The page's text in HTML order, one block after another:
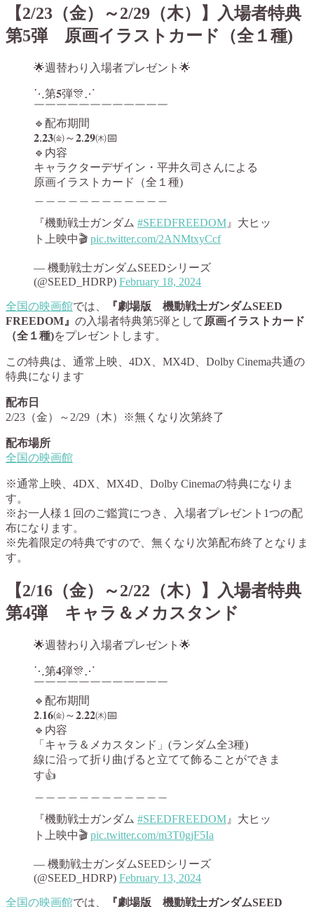
【2/23（金）～2/29（木）】入場者特典
第5弾 原画イラストカード（全１種)
🌟週替わり入場者プレゼント🌟
⋱第𝟓弾🎊⋰
￣￣￣￣￣￣￣￣￣￣￣￣
🔹配布期間
𝟐.𝟐𝟑㈮～𝟐.𝟐𝟗㈭📅
🔹内容
キャラクターデザイン・平井久司さんによる
原画イラストカード（全１種)
『機動戦士ガンダム #SEEDFREEDOM 』大ヒッ
ト上映中🎬 pic.twitter.com/2ANMtxyCcf
— 機動戦士ガンダムSEEDシリーズ
(@SEED_HDRP) February 18, 2024
全国の映画館では、
『劇場版 機動戦士ガンダムSEED
FREEDOM』 の入場者特典第5弾として 原画イラストカード
（全１種)をプレゼントします。
この特典は、通常上映、4DX、MX4D、Dolby Cinema共通の
特典になります
配布日
2/23（金）～2/29（木）※無くなり次第終了
配布場所
全国の映画館
※通常上映、4DX、MX4D、Dolby Cinemaの特典になりま
す。
※お一人様１回のご鑑賞につき、入場者プレゼント1つの配
布になります。
※先着限定の特典ですので、無くなり次第配布終了となりま
す。
【2/16（金）～2/22（木）】入場者特典
第4弾 キャラ＆メカスタンド
🌟週替わり入場者プレゼント🌟
⋱第𝟒弾🎊⋰
￣￣￣￣￣￣￣￣￣￣￣￣
🔹配布期間
𝟐.𝟏𝟔㈮～𝟐.𝟐𝟐㈭📅
🔹内容
「キャラ＆メカスタンド」(ランダム全3種)
線に沿って折り曲げると立てて飾ることができま
す👍
『機動戦士ガンダム #SEEDFREEDOM 』大ヒッ
ト上映中🎬 pic.twitter.com/m3T0gjF5Ia
— 機動戦士ガンダムSEEDシリーズ
(@SEED_HDRP) February 13, 2024
全国の映画館では、 『劇場版 機動戦士ガンダムSEED